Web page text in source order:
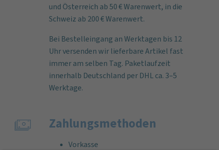
und Österreich ab 50 € Warenwert, in die
Schweiz ab 200 € Warenwert.
Bei Bestelleingang an Werktagen bis 12
Uhr versenden wir lieferbare Artikel fast
immer am selben Tag. Paketlaufzeit
innerhalb Deutschland per DHL ca. 3–5
Werktage.
Zahlungs­methoden
Vorkasse